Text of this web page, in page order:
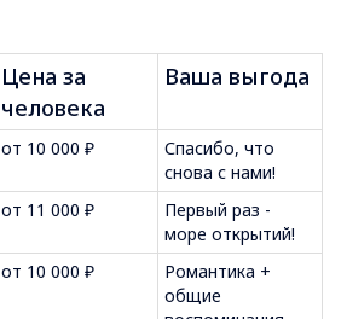
Цена за
человека
Ваша выгода
от 10 000 ₽
Спасибо, что
снова с нами!
от 11 000 ₽
Первый раз -
море открытий!
от 10 000 ₽
Романтика +
общие